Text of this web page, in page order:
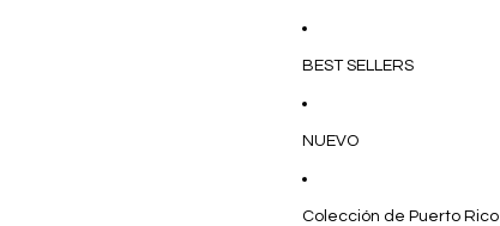
BEST SELLERS
NUEVO
Colección de Puerto Rico